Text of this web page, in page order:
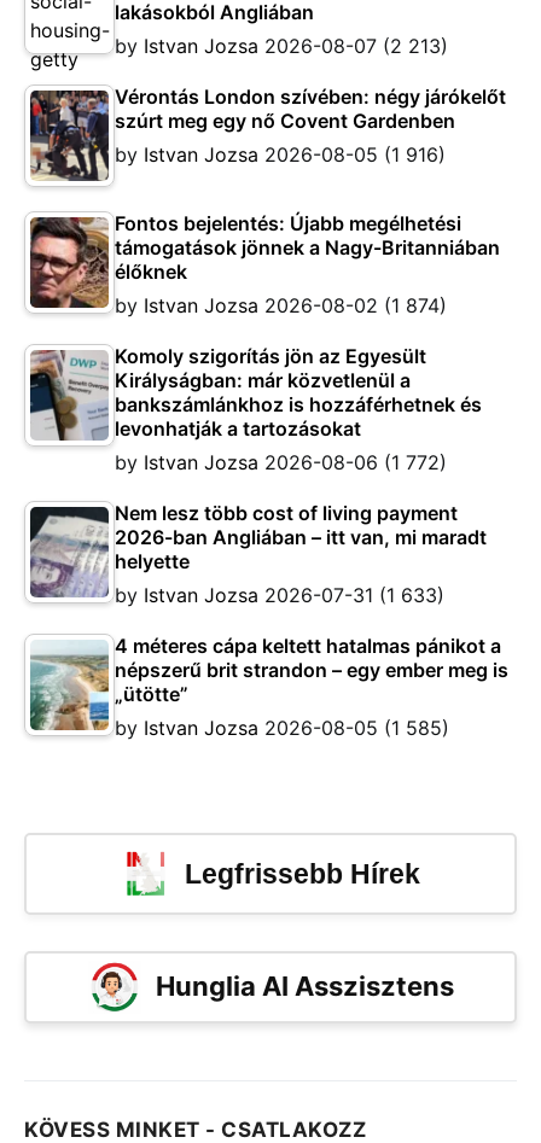
lakásokból Angliában
by Istvan Jozsa 2026-08-07 (2 213)
Vérontás London szívében: négy járókelőt
szúrt meg egy nő Covent Gardenben
by Istvan Jozsa 2026-08-05 (1 916)
Fontos bejelentés: Újabb megélhetési
támogatások jönnek a Nagy-Britanniában
élőknek
by Istvan Jozsa 2026-08-02 (1 874)
Komoly szigorítás jön az Egyesült
Királyságban: már közvetlenül a
bankszámlánkhoz is hozzáférhetnek és
levonhatják a tartozásokat
by Istvan Jozsa 2026-08-06 (1 772)
Nem lesz több cost of living payment
2026-ban Angliában – itt van, mi maradt
helyette
by Istvan Jozsa 2026-07-31 (1 633)
4 méteres cápa keltett hatalmas pánikot a
népszerű brit strandon – egy ember meg is
„ütötte”
by Istvan Jozsa 2026-08-05 (1 585)
Legfrissebb Hírek
Hunglia AI Asszisztens
KÖVESS MINKET - CSATLAKOZZ